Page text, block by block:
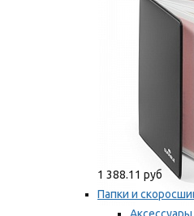
1 388.11 руб
Папки и